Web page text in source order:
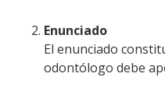
Enunciado
El enunciado
odontólogo debe